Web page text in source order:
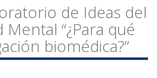
de Ideas del
Mental “¿Para qué
biomédica?”